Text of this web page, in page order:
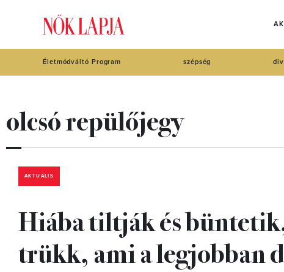
Életmódváltó Program szépség
olcsó repülőjegy
AKTUÁLIS
Hiába tiltják és
trükk, ami a legjobban